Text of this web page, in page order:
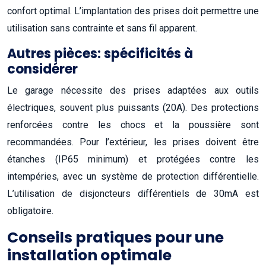
confort optimal. L’implantation des prises doit permettre une
utilisation sans contrainte et sans fil apparent.
Autres pièces: spécificités à
considérer
Le garage nécessite des prises adaptées aux outils
électriques, souvent plus puissants (20A). Des protections
renforcées contre les chocs et la poussière sont
recommandées. Pour l’extérieur, les prises doivent être
étanches (IP65 minimum) et protégées contre les
intempéries, avec un système de protection différentielle.
L’utilisation de disjoncteurs différentiels de 30mA est
obligatoire.
Conseils pratiques pour une
installation optimale